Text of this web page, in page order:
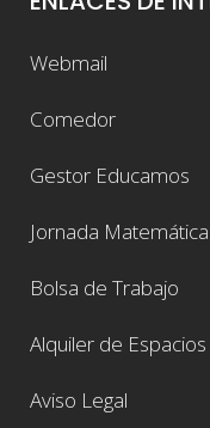
Webmail
Comedor
Gestor Educamos
Jornada Matemática
Bolsa de Trabajo
Alquiler de Espacios
Aviso Legal